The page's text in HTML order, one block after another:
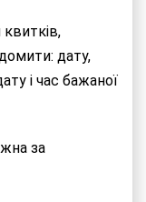
дату,
і час бажаної
за